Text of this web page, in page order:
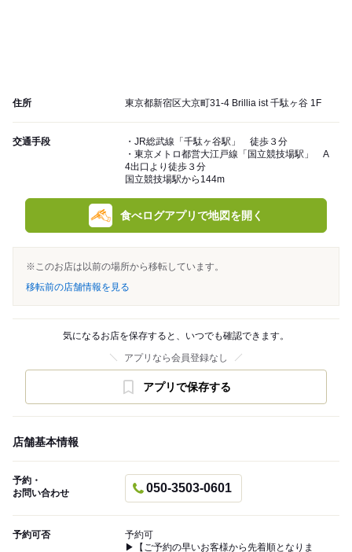
住所 東京都新宿区大京町31-4 Brillia ist 千駄ヶ谷 1F
交通手段
・JR総武線「千駄ヶ谷駅」 徒歩３分
・東京メトロ都営大江戸線「国立競技場駅」 A
4出口より徒歩３分
国立競技場駅から144m
食べログアプリで地図を開く
※このお店は以前の場所から移転しています。
移転前の店舗情報を見る
気になるお店を保存すると、いつでも確認できます。
アプリなら会員登録なし
アプリで保存する
店舗基本情報
予約・
お問い合わせ
050-3503-0601
予約可否
予約可
▶︎【ご予約の早いお客様から先着順となりま